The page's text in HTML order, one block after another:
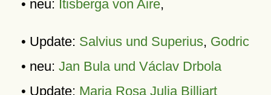
• neu: Itisberga von Aire,
• Update: Salvius und Superius, Godric
• neu: Jan Bula und Václav Drbola
• Update: Maria Rosa Julia Billiart